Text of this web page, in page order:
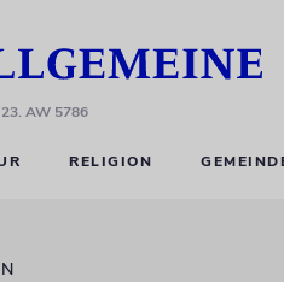
AW 5786
RELIGION